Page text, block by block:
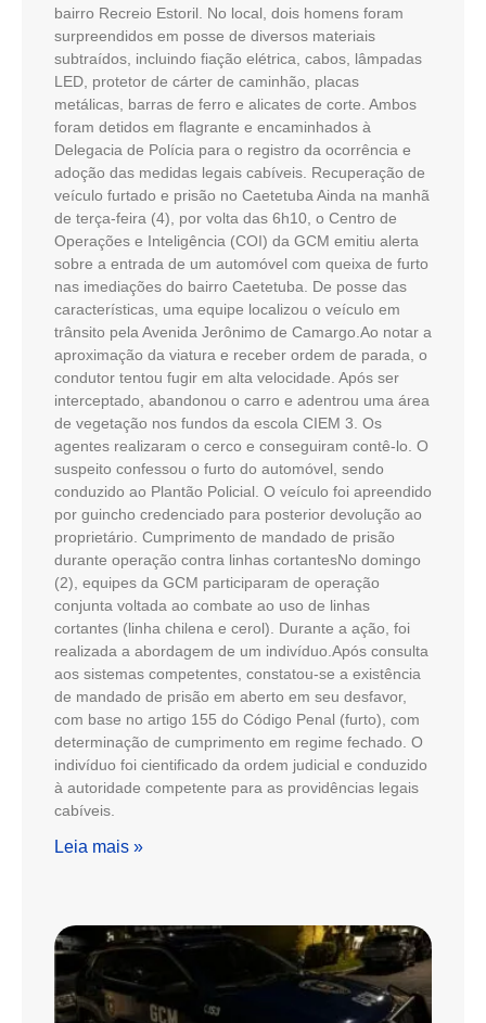
bairro Recreio Estoril. No local, dois homens foram
surpreendidos em posse de diversos materiais
subtraídos, incluindo fiação elétrica, cabos, lâmpadas
LED, protetor de cárter de caminhão, placas
metálicas, barras de ferro e alicates de corte. Ambos
foram detidos em flagrante e encaminhados à
Delegacia de Polícia para o registro da ocorrência e
adoção das medidas legais cabíveis. Recuperação de
veículo furtado e prisão no Caetetuba Ainda na manhã
de terça-feira (4), por volta das 6h10, o Centro de
Operações e Inteligência (COI) da GCM emitiu alerta
sobre a entrada de um automóvel com queixa de furto
nas imediações do bairro Caetetuba. De posse das
características, uma equipe localizou o veículo em
trânsito pela Avenida Jerônimo de Camargo.Ao notar a
aproximação da viatura e receber ordem de parada, o
condutor tentou fugir em alta velocidade. Após ser
interceptado, abandonou o carro e adentrou uma área
de vegetação nos fundos da escola CIEM 3. Os
agentes realizaram o cerco e conseguiram contê-lo. O
suspeito confessou o furto do automóvel, sendo
conduzido ao Plantão Policial. O veículo foi apreendido
por guincho credenciado para posterior devolução ao
proprietário. Cumprimento de mandado de prisão
durante operação contra linhas cortantesNo domingo
(2), equipes da GCM participaram de operação
conjunta voltada ao combate ao uso de linhas
cortantes (linha chilena e cerol). Durante a ação, foi
realizada a abordagem de um indivíduo.Após consulta
aos sistemas competentes, constatou-se a existência
de mandado de prisão em aberto em seu desfavor,
com base no artigo 155 do Código Penal (furto), com
determinação de cumprimento em regime fechado. O
indivíduo foi cientificado da ordem judicial e conduzido
à autoridade competente para as providências legais
cabíveis.
Leia mais »